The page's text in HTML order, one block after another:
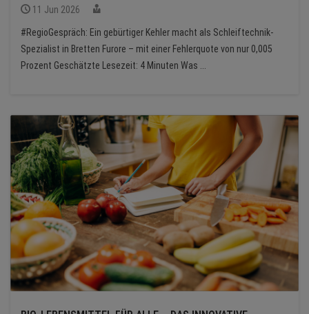
11 Jun 2026
#RegioGespräch: Ein gebürtiger Kehler macht als Schleiftechnik-
Spezialist in Bretten Furore – mit einer Fehlerquote von nur 0,005
Prozent Geschätzte Lesezeit: 4 Minuten Was ...